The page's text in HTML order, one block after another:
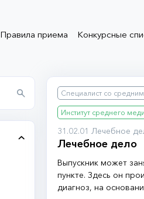
Правила приема Конкурсные
Специалист со
Институт среднего
31.02.01 Лечебное
Лечебное дело
Выпускник может
пункте. Здесь он
диагноз, на